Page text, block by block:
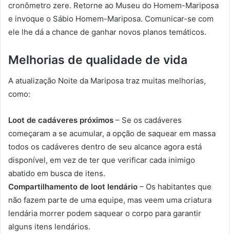
cronômetro zere. Retorne ao Museu do Homem-Mariposa
e invoque o Sábio Homem-Mariposa. Comunicar-se com
ele lhe dá a chance de ganhar novos planos temáticos.
Melhorias de qualidade de vida
A atualização Noite da Mariposa traz muitas melhorias,
como:
Loot de cadáveres próximos – Se os cadáveres
começaram a se acumular, a opção de saquear em massa
todos os cadáveres dentro de seu alcance agora está
disponível, em vez de ter que verificar cada inimigo
abatido em busca de itens.
Compartilhamento de loot lendário – Os habitantes que
não fazem parte de uma equipe, mas veem uma criatura
lendária morrer podem saquear o corpo para garantir
alguns itens lendários.